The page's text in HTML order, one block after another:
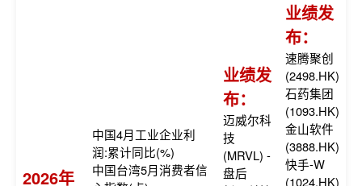
2026年
中国4月工业企业利
润:累计同比(%)
中国台湾5月消费者信
业绩发
布：
迈威尔科
技
(MRVL) -
盘后
业绩发
布：
速腾聚创
(2498.HK)
石药集团
(1093.HK)
金山软件
(3888.HK)
快手-W
(1024.HK)